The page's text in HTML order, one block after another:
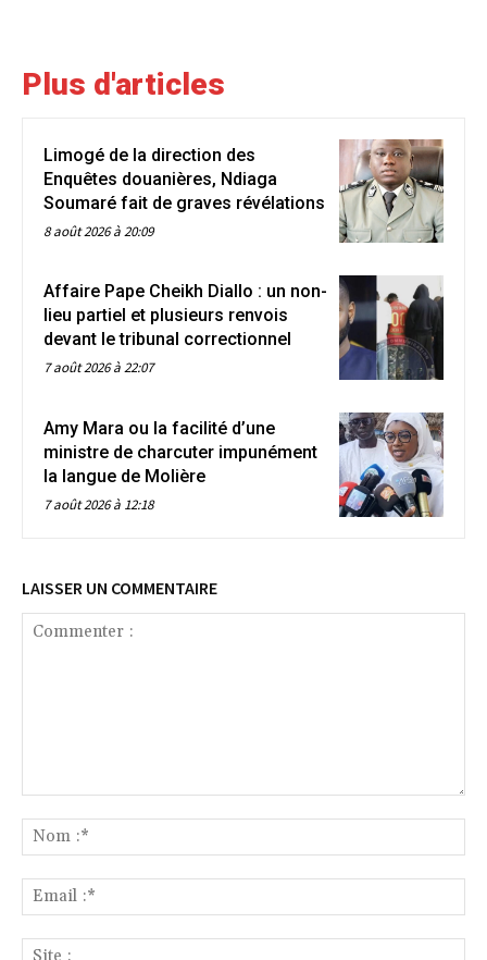
Plus d'articles
Limogé de la direction des
Enquêtes douanières, Ndiaga
Soumaré fait de graves révélations
8 août 2026 à 20:09
Affaire Pape Cheikh Diallo : un non-
lieu partiel et plusieurs renvois
devant le tribunal correctionnel
7 août 2026 à 22:07
Amy Mara ou la facilité d’une
ministre de charcuter impunément
la langue de Molière
7 août 2026 à 12:18
LAISSER UN COMMENTAIRE
:*
:*